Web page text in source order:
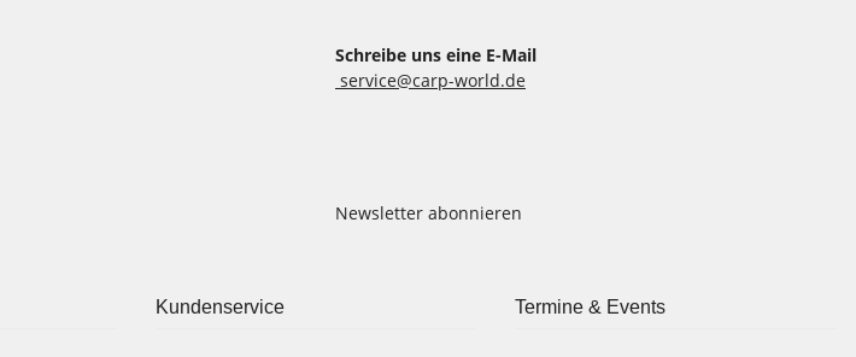
Schreibe uns eine E-Mail
service@carp-world.de
Newsletter abonnieren
Kundenservice Termine & Events